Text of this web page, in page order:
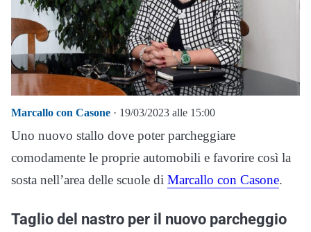
Marcallo con Casone · 19/03/2023 alle 15:00
Uno nuovo stallo dove poter parcheggiare
comodamente le proprie automobili e favorire così la
sosta nell’area delle scuole di Marcallo con Casone.
Taglio del nastro per il nuovo parcheggio